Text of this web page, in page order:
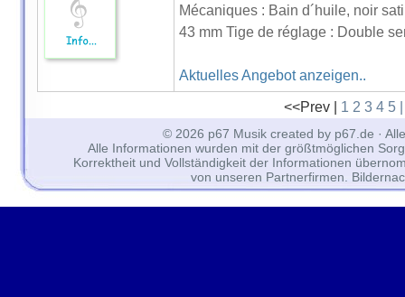
Mécaniques : Bain d´huile, noir
43 mm Tige de réglage : Double
Aktuelles Angebot anzeigen..
<<Prev | 1 2 3 4 5
© 2026 p67 Musik created by p67.de ·
Alle Informationen wurden mit der größtmöglichen
Korrektheit und Vollständigkeit der Informationen
von unseren Partnerfirmen.